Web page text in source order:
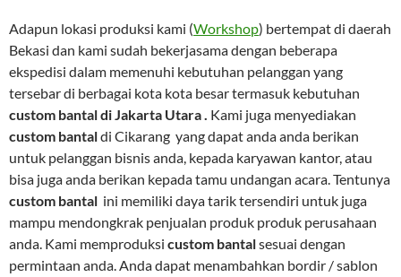
Adapun lokasi produksi kami (Workshop) bertempat di daerah
Bekasi dan kami sudah bekerjasama dengan beberapa
ekspedisi dalam memenuhi kebutuhan pelanggan yang
tersebar di berbagai kota kota besar termasuk kebutuhan
custom bantal di Jakarta Utara . Kami juga menyediakan
custom bantaldi Cikarang yang dapat anda anda berikan
untuk pelanggan bisnis anda, kepada karyawan kantor, atau
bisa juga anda berikan kepada tamu undangan acara. Tentunya
custom bantal ini memiliki daya tarik tersendiri untuk juga
mampu mendongkrak penjualan produk produk perusahaan
anda. Kami memproduksi custom bantalsesuai dengan
permintaan anda. Anda dapat menambahkan bordir / sablon